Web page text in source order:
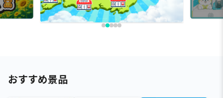
おすすめ景品